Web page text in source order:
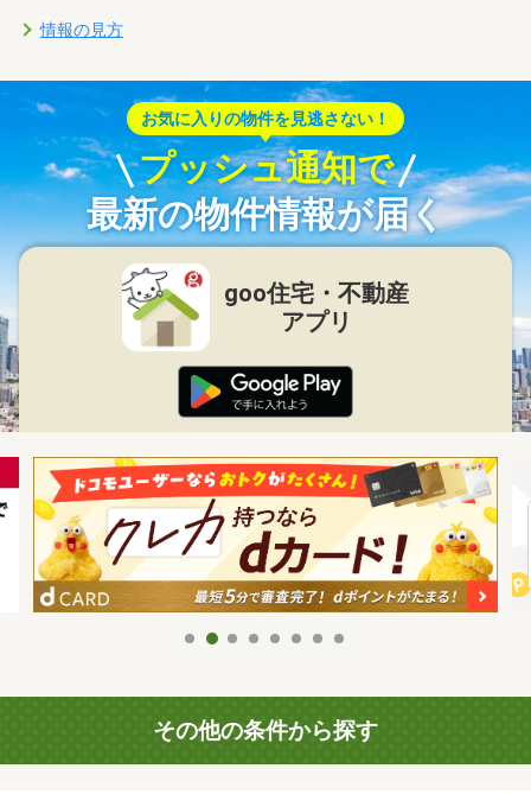
情報の見方
お気に入りの物件を見逃さない！
プッシュ通知で
最新の物件情報が届く
goo住宅・不動産
アプリ
その他の条件から探す